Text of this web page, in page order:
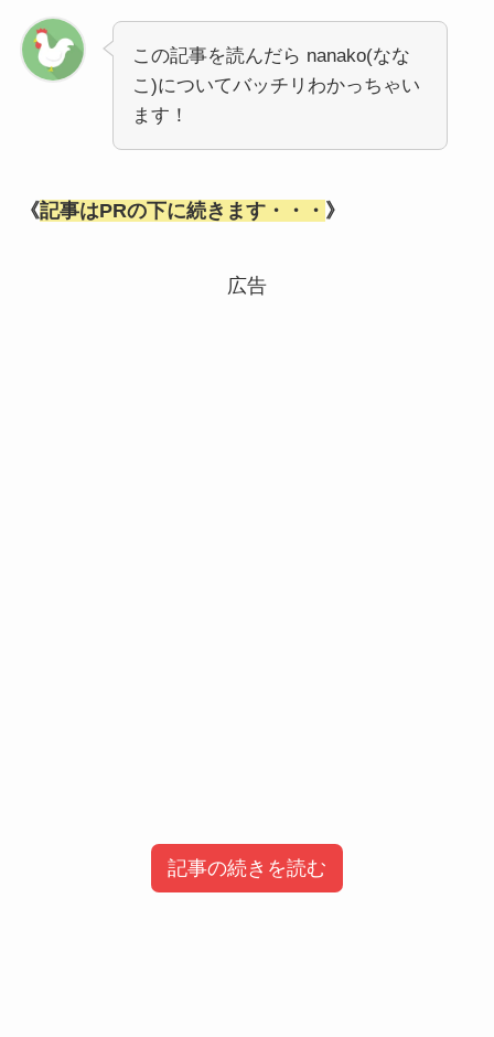
この記事を読んだら nanako(なな
こ)についてバッチリわかっちゃい
ます！
《記事はPRの下に続きます・・・ 》
広告
記事の続きを読む